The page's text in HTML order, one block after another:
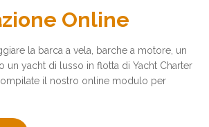
Online
la barca a vela, barche a motore, un
un yacht di lusso in flotta di Yacht Charter
il nostro online modulo per